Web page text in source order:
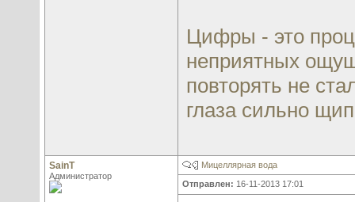
Цифры - это
неприятных
повторять не
глаза сильно
SainT
Администратор
Мицеллярная вода
Отправлен: 16-11-2013 17:01